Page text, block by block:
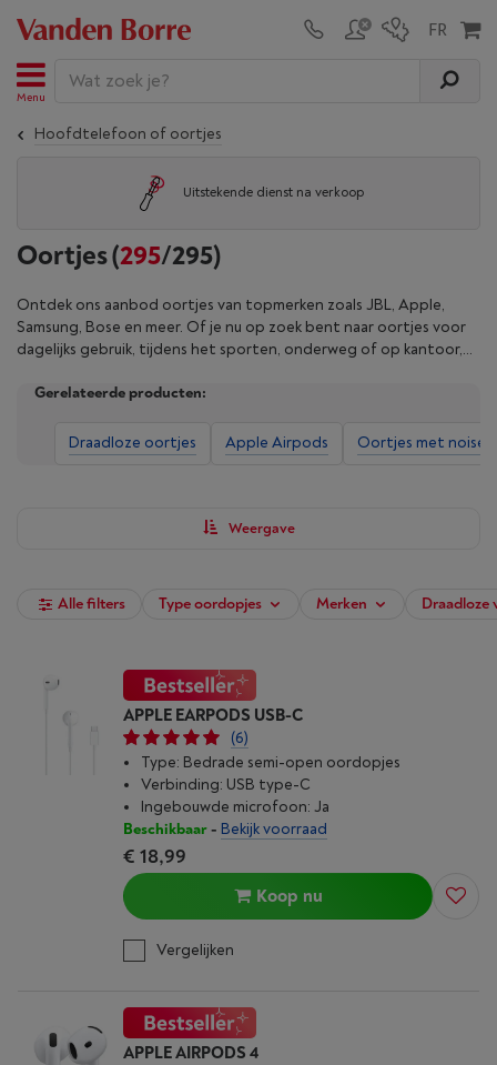
Menu
Hoofdtelefoon of oortjes
Uitstekende dienst na verkoop
Oortjes(295/295)
Ontdek ons aanbod oortjes van topmerken zoals JBL, Apple,
Samsung, Bose en meer. Of je nu op zoek bent naar oortjes voor
dagelijks gebruik, tijdens het sporten, onderweg of op kantoor,
voor waterdichte en draadloze oortjes, terwijl je voor onderweg
volledig afgezonderd te worden van de buitenwereld. Verfijn het
zoekresultaat aan de hand van onze filters en koop je oortjes
Gerelateerde producten:
Draadloze oortjes Apple Airpods Oortjes met noise
Weergave
Alle filters Type oordopjes Merken Draadloze
APPLE EARPODS USB-C
(6)
Type: Bedrade semi-open oordopjes
Verbinding: USB type-C
Ingebouwde microfoon: Ja
Beschikbaar- Bekijk voorraad
€ 18,99
Koop nu
Vergelijken
APPLE AIRPODS 4